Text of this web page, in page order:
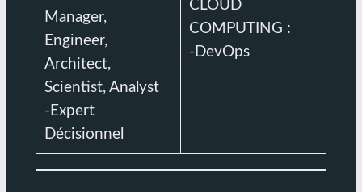
Manager,
Engineer,
Architect,
Scientist, Analyst
-Expert
Décisionnel
CLOUD
COMPUTING :
-DevOps